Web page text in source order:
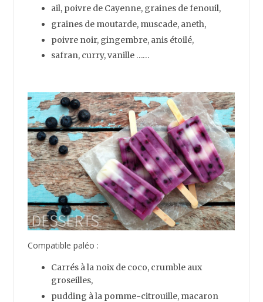
Compatible paléo :
pudding à la pomme-citrouille,macaron
amande-noix de coco,
barres de fruits sec, pancakes noisette à la
sauce d’orange,
pommes au four farcies aux myrtilles,
smoothie chocolat-fraise-avocat,
truffes aux dattes-noisettes noix de
coco, cookies à la banane-avocat,
waffles à la pomme-cannelle,
quartiers d’orange confits au chocolat,
salade de fruits pastèque-framboise-
menthe, pancakes à la carotte,
glacePopsicle®
sorbets orange-mangue, pancakes sans
gluten à la banane …